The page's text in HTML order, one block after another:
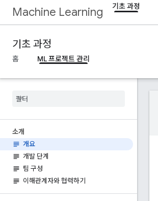
Machine Learning 기초 과정
기초 과정
홈 ML 프로젝트 관리
소개
개요
개발 단계
팀 구성
이해관계자와 협력하기